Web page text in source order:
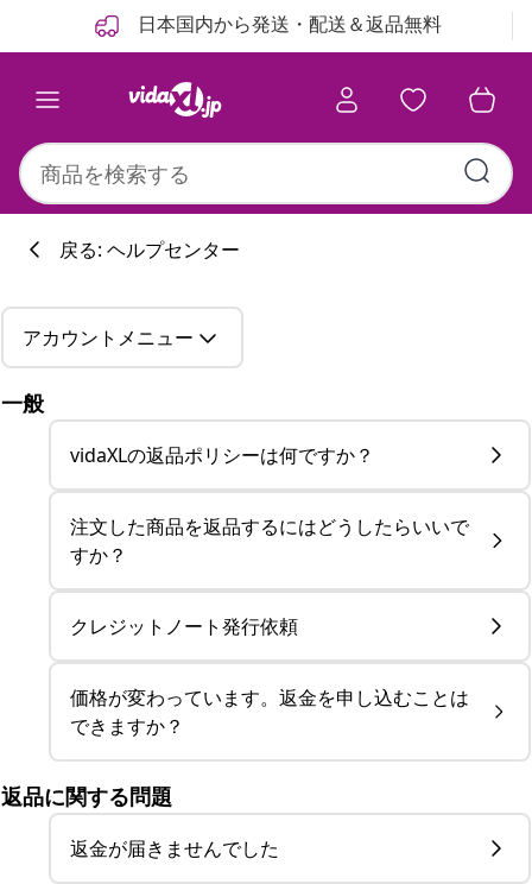
日本国内から発送・配送＆返品無料
戻る: ヘルプセンター
アカウントメニュー
一般
vidaXLの返品ポリシーは何ですか？
注文した商品を返品するにはどうしたらいいで
すか？
クレジットノート発行依頼
価格が変わっています。返金を申し込むことは
できますか？
返品に関する問題
返金が届きませんでした